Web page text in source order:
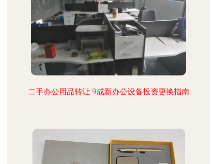
二手办公用品转让 9成新办公设备投资更换指南